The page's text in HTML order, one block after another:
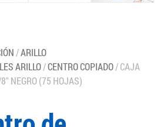
/ARILLO
ARILLO/CENTRO COPIADO/ CAJA
NEGRO (75 HOJAS)